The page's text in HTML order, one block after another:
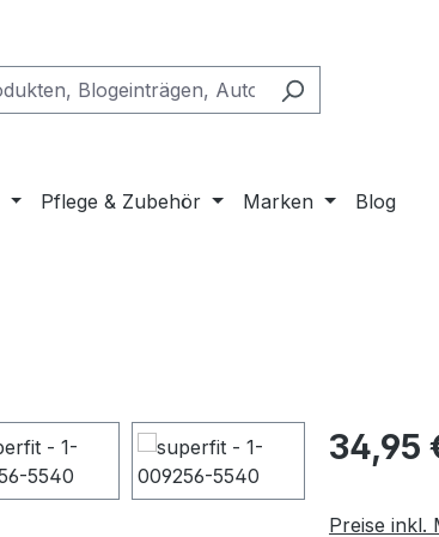
Pflege & Zubehör Marken Blog
Regulärer
34,95
Preise inkl.